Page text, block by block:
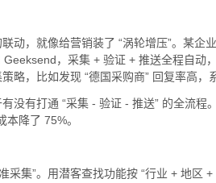
动，就像给营销装了 “涡轮增压”。某
，采集 + 验证 + 推送全程自动
略，比如发现 “德国采购商” 回复率高，
没有打通 “采集 - 验证 - 推送” 的全流
本降了 75%。
采集”。用潜客查找功能按 “行业 + 地区